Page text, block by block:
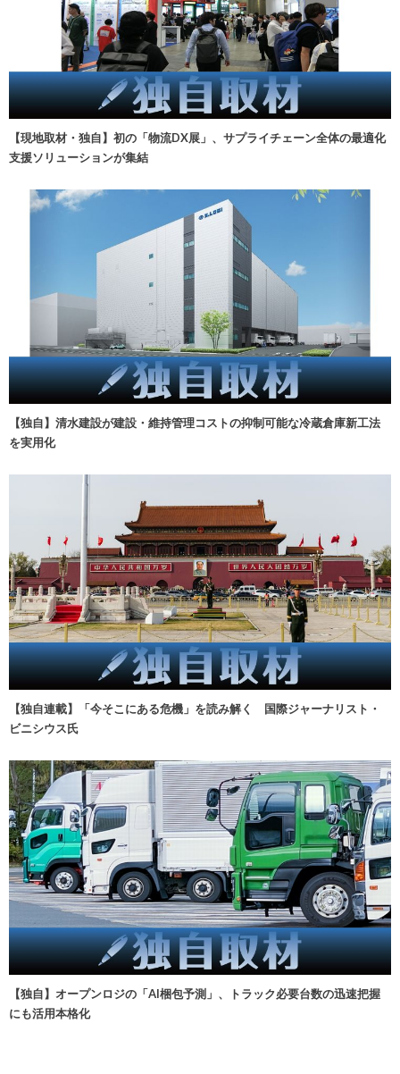
【現地取材・独自】初の「物流DX展」、サプライチェーン全体の最適化
支援ソリューションが集結
【独自】清水建設が建設・維持管理コストの抑制可能な冷蔵倉庫新工法
を実用化
【独自連載】「今そこにある危機」を読み解く 国際ジャーナリスト・
ビニシウス氏
【独自】オープンロジの「AI梱包予測」、トラック必要台数の迅速把握
にも活用本格化